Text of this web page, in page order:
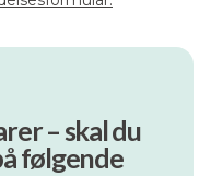
– skal du
følgende